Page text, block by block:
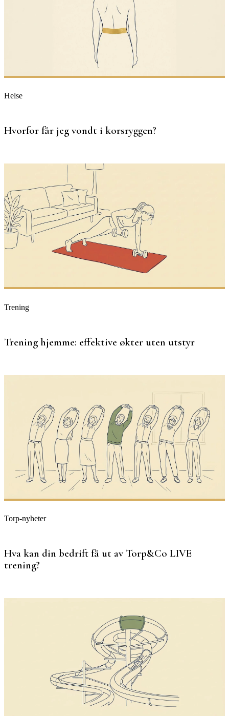
Helse
Hvorfor får jeg vondt i korsryggen?
Trening
Trening hjemme: effektive økter uten utstyr
Torp-nyheter
Hva kan din bedrift få ut av Torp&Co LIVE
trening?